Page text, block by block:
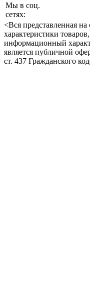
Мы в соц.
сетях:
<Вся представленная
характеристики
информационный
является публичной
ст. 437 Гражданского